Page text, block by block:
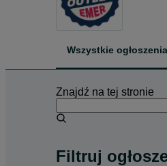
Wszystkie ogłoszenia
Znajdź na tej stronie
Filtruj